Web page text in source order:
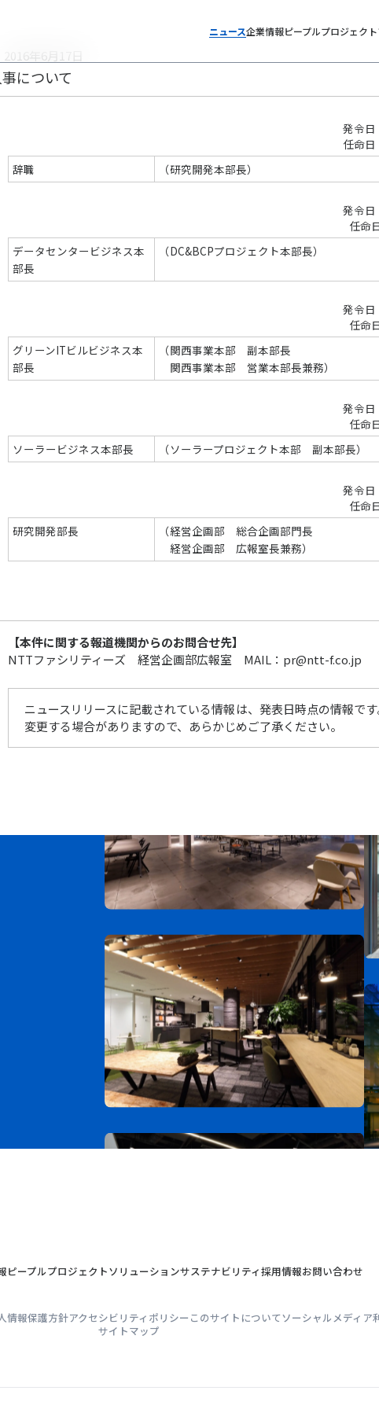
ニュース企業情報ピープルプロジェクト
2016年6月17日
について
発令
任命
辞職
（研究開発本部長）
発令
任命
データセンタービジネス本
部長
（DC&BCPプロジェクト本部長）
発令
任命
グリーンITビルビジネス本
部長
（関西事業本部 副本部長
関西事業本部 営業本部長兼務）
発令
任命
ソーラービジネス本部長
（ソーラープロジェクト本部 副本部長）
発令
任命
研究開発部長
（経営企画部 総合企画部門長
経営企画部 広報室長兼務）
【本件に関する報道機関からのお問合せ先】
NTTファシリティーズ 経営企画部広報室 MAIL：pr@ntt-f.co.jp
ニュースリリースに記載されている情報は、発表日時点の情報で
変更する場合がありますので、あらかじめご了承ください。
ピープルプロジェクトソリューションサステナビリティ採用情報お問い合わせ
情報保護方針アクセシビリティポリシー このサイトについてソーシャルメディア
サイトマップ